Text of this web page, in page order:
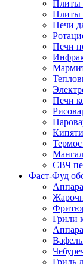
Плиты
Плиты
Печи
Печи
Печи
СВЧ
Фаст-Фуд
Грили
Гриль